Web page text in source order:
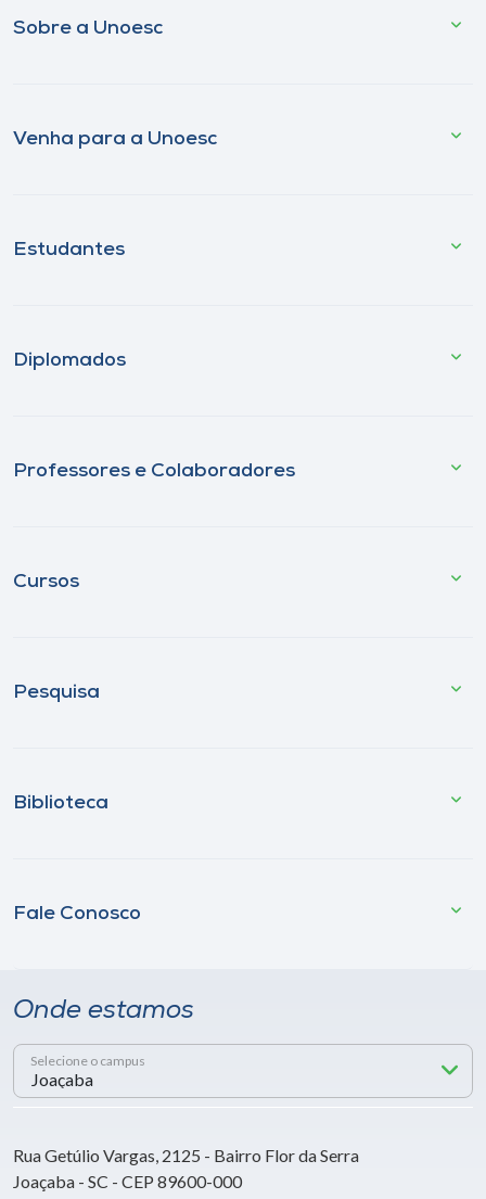
Sobre a Unoesc
Venha para a Unoesc
Estudantes
Diplomados
Professores e Colaboradores
Cursos
Pesquisa
Biblioteca
Fale Conosco
Onde estamos
Selecione o campus
Rua Getúlio Vargas, 2125 - Bairro Flor da Serra
Joaçaba - SC - CEP 89600-000